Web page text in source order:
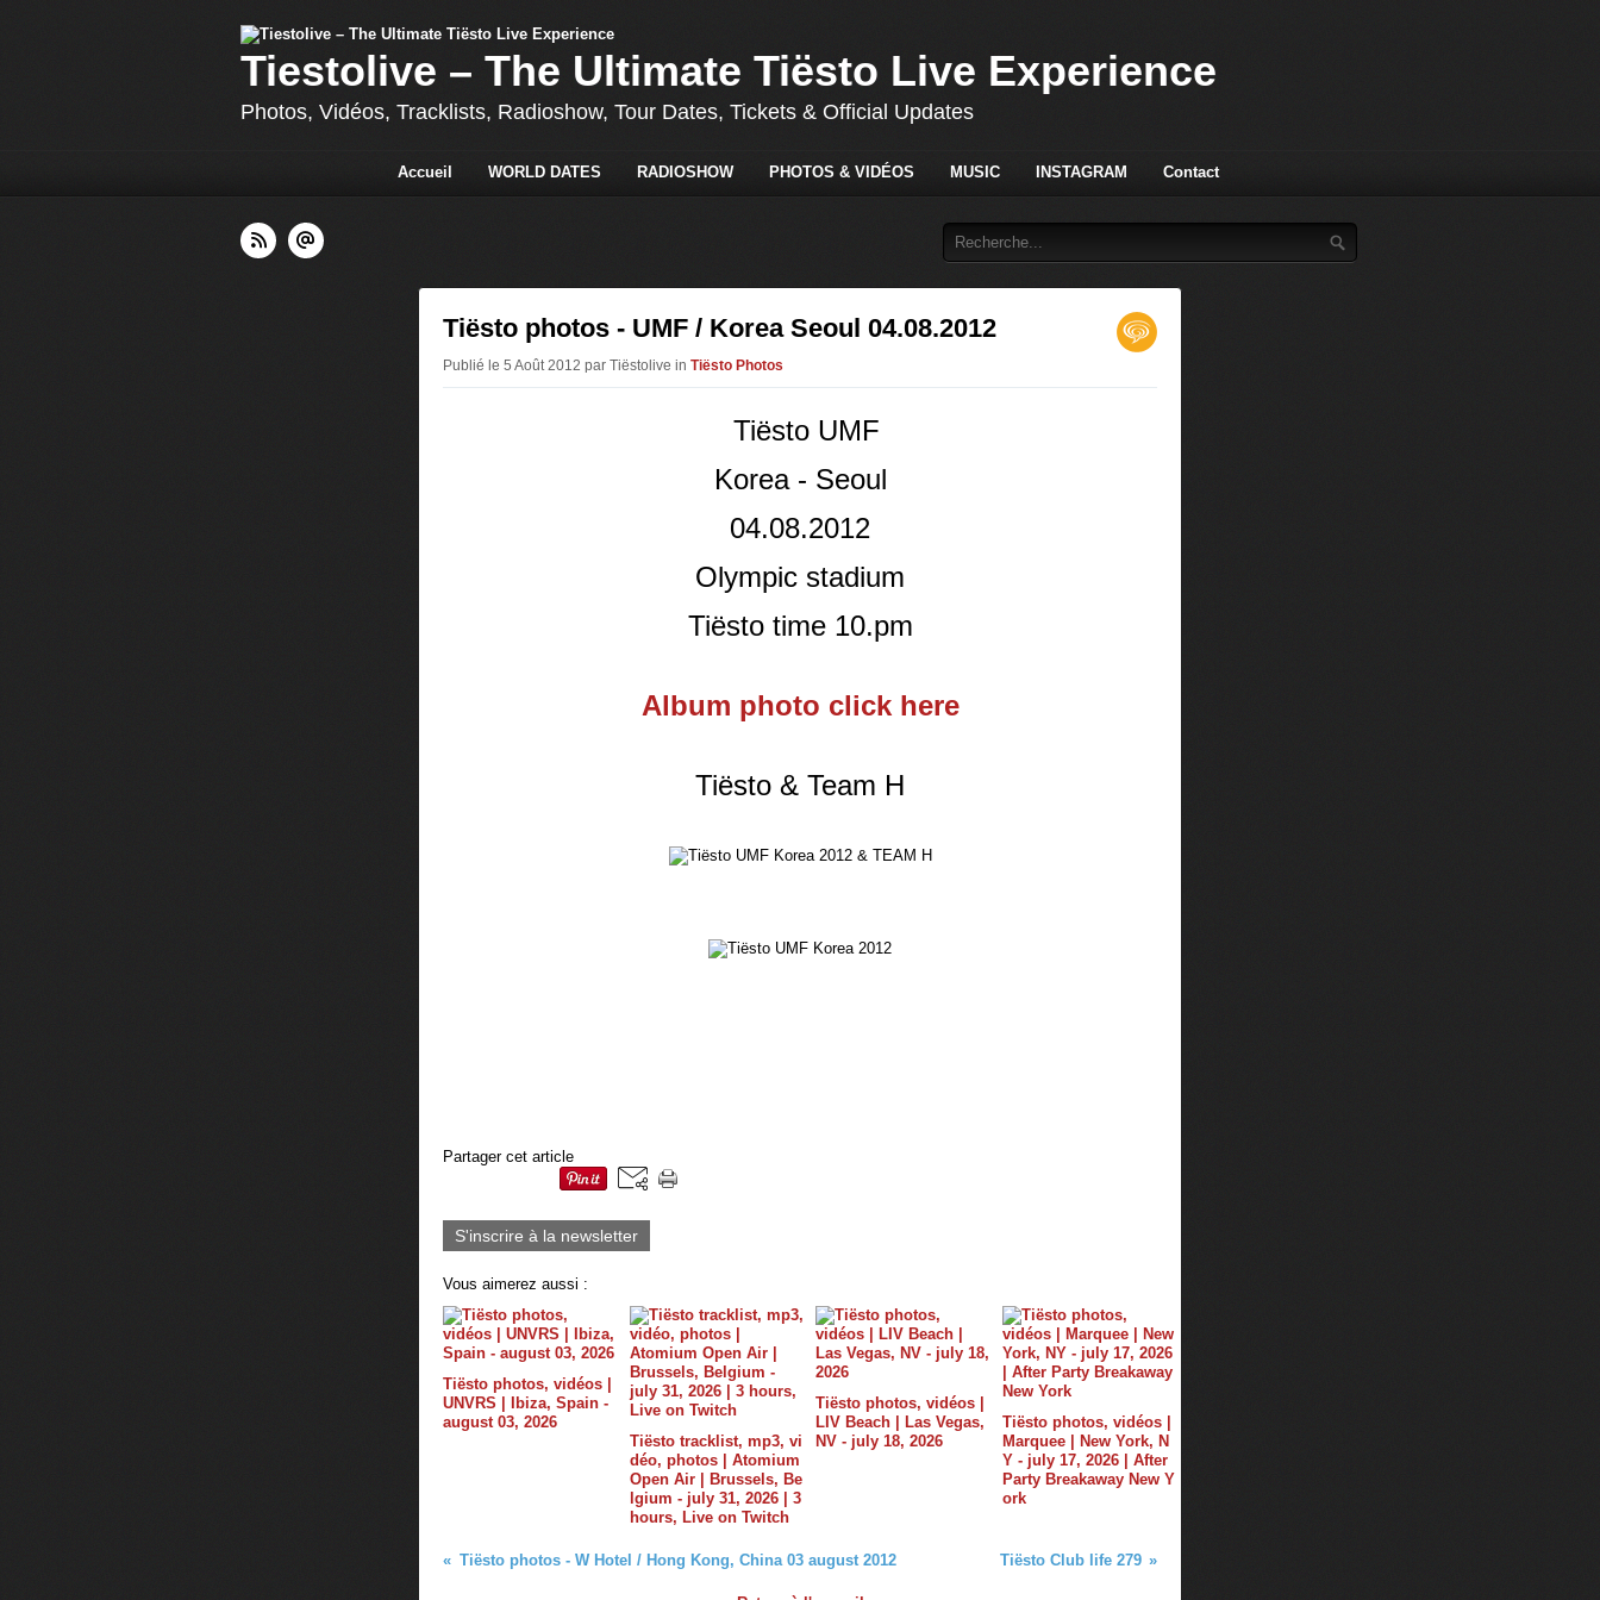
Tiestolive – The Ultimate Tiësto Live Experience
Photos, Vidéos, Tracklists, Radioshow, Tour Dates, Tickets & Official Updates
Accueil WORLD DATES RADIOSHOW PHOTOS & VIDÉOS MUSIC INSTAGRAM Contact
Tiësto photos - UMF / Korea Seoul 04.08.2012
Publié le 5 Août 2012 par Tiëstolive in Tiësto Photos
Tiësto UMF
Korea - Seoul
04.08.2012
Olympic stadium
Tiësto time 10.pm
Album photo click here
Tiësto & Team H
Partager cet article
S'inscrire à la newsletter
Vous aimerez aussi :
Tiësto photos, vidéos |
UNVRS | Ibiza, Spain -
august 03, 2026
Tiësto tracklist, mp3, vi
déo, photos | Atomium
Open Air | Brussels, Be
lgium - july 31, 2026 | 3
hours, Live on Twitch
Tiësto photos, vidéos |
LIV Beach | Las Vegas,
NV - july 18, 2026
Tiësto photos, vidéos |
Marquee | New York, N
Y - july 17, 2026 | After
Party Breakaway New Y
ork
Tiësto photos - W Hotel / Hong Kong, China 03 august 2012 Tiësto Club life 279